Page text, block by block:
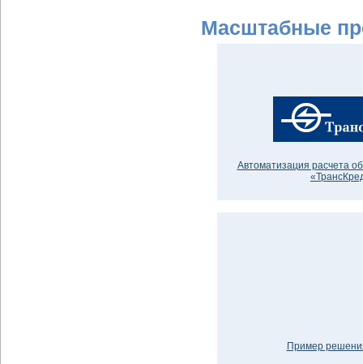
Масштабные
Автоматизация расчета
Пример